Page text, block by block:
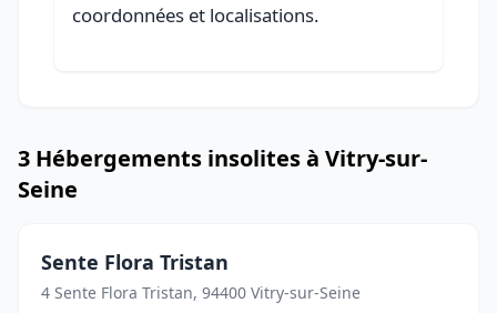
coordonnées et localisations.
3 Hébergements insolites à Vitry-sur-
Seine
Sente Flora Tristan
4 Sente Flora Tristan, 94400 Vitry-sur-Seine